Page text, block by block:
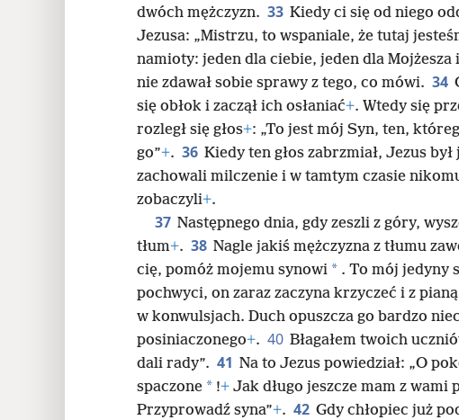
dwóch mężczyzn. 33 Kiedy ci się od niego
Jezusa: „Mistrzu, to wspaniale, że tutaj
namioty: jeden dla ciebie, jeden dla Mojżesza
nie zdawał sobie sprawy z tego, co mówi. 34
się obłok i zaczął ich osłaniać+. Wtedy się
rozległ się głos+: „To jest mój Syn, ten,
go”+. 36 Kiedy ten głos zabrzmiał, Jezus
zachowali milczenie i w tamtym czasie
zobaczyli+.
37 Następnego dnia, gdy zeszli z góry,
tłum+. 38 Nagle jakiś mężczyzna z tłumu
cię, pomóż mojemu synowi * . To mój jedyny
pochwyci, on zaraz zaczyna krzyczeć i z
w konwulsjach. Duch opuszcza go bardzo
posiniaczonego+. 40 Błagałem twoich
dali rady”. 41 Na to Jezus powiedział: „O
spaczone * !+ Jak długo jeszcze mam z wami
Przyprowadź syna”+. 42 Gdy chłopiec już